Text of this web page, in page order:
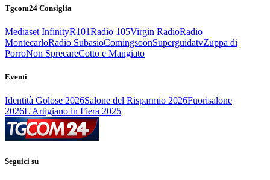
Tgcom24 Consiglia
Mediaset InfinityR101Radio 105Virgin RadioRadio
MontecarloRadio SubasioComingsoonSuperguidatvZuppa di
PorroNon SprecareCotto e Mangiato
Eventi
Identità Golose 2026Salone del Risparmio 2026Fuorisalone
2026L'Artigiano in Fiera 2025
Seguici su